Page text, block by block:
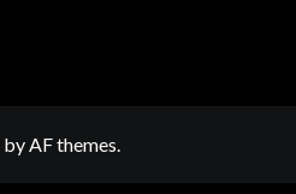
by AF themes.